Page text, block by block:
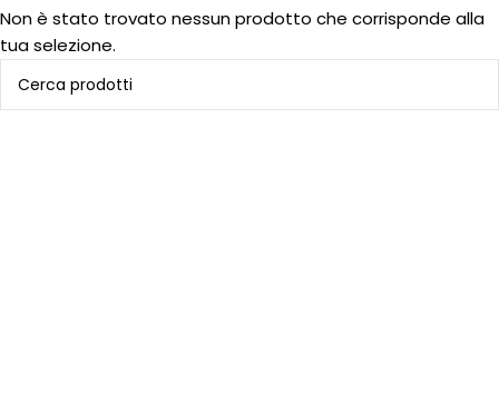
Non è stato trovato nessun prodotto che corrisponde alla
tua selezione.